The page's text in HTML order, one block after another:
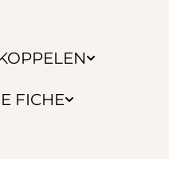
FICHE